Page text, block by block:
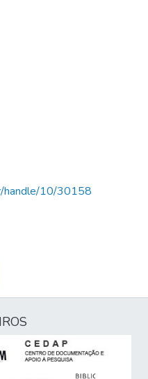
handle/10/30158